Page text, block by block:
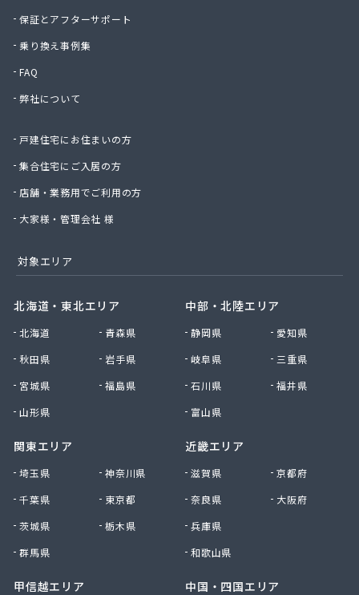
株式会社柳屋
株式会社鈴木屋
関口商店
関東エア・ウォーター株式会社 府中営業所
丸松燃料店
丸島石油瓦斯販売
丸由工材株式会社
久保田商店
協栄石油瓦斯株式会社
桐山商店
串田燃料店
熊谷化学株式会社
原島燃料店
古姓商店
五十嵐燃料店
江本商店
高橋商店
佐藤燃料店
佐野商店
坂本燃料店
保証とアフターサポート
乗り換え事例集
FAQ
弊社について
戸建住宅にお住まいの方
集合住宅にご入居の方
店舗・業務用でご利用の方
大家様・管理会社 様
対象エリア
北海道・東北エリア
北海道
青森県
秋田県
岩手県
宮城県
福島県
山形県
関東エリア
埼玉県
神奈川県
千葉県
東京都
茨城県
栃木県
群馬県
甲信越エリア
中部・北陸エリア
静岡県
愛知県
岐阜県
三重県
石川県
福井県
富山県
近畿エリア
滋賀県
京都府
奈良県
大阪府
兵庫県
和歌山県
中国・四国エリア